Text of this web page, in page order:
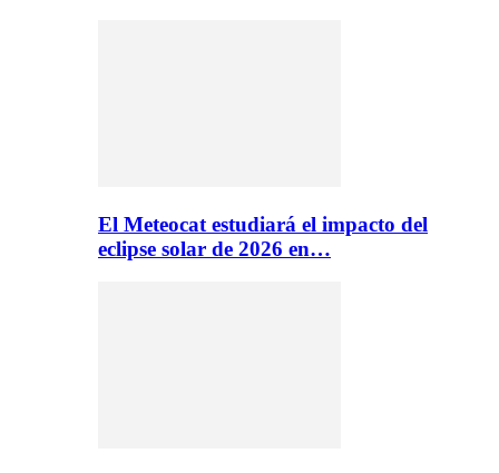
El Meteocat estudiará el impacto del
eclipse solar de 2026 en…